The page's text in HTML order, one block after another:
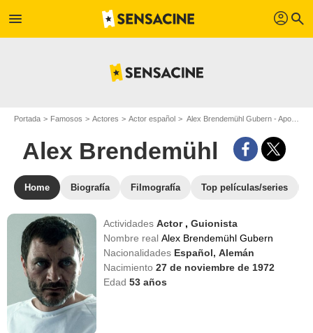
menu profil search
Portada Famosos Actores Actor español Alex Brendemühl Gubern - Apodo : Alex Brendemühl
Alex Brendemühl
Home Biografía Filmografía Top películas/series
ActividadesActor ,Guionista
Nombre realAlex Brendemühl Gubern
Nacionalidades Español, Alemán
Nacimiento27 de noviembre de 1972
Edad53 años